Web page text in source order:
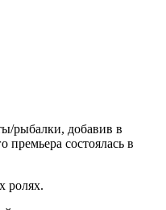
рыбалки, добавив в
состоялась в
ролях.